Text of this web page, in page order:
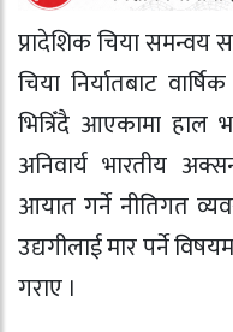
प्रादेशिक चिया समन्वय
चिया निर्यातबाट
भित्रिँदै आएकामा हाल
अनिवार्य भारतीय
आयात गर्ने नीतिगत
उद्यगीलाई मार पर्ने
गराए ।